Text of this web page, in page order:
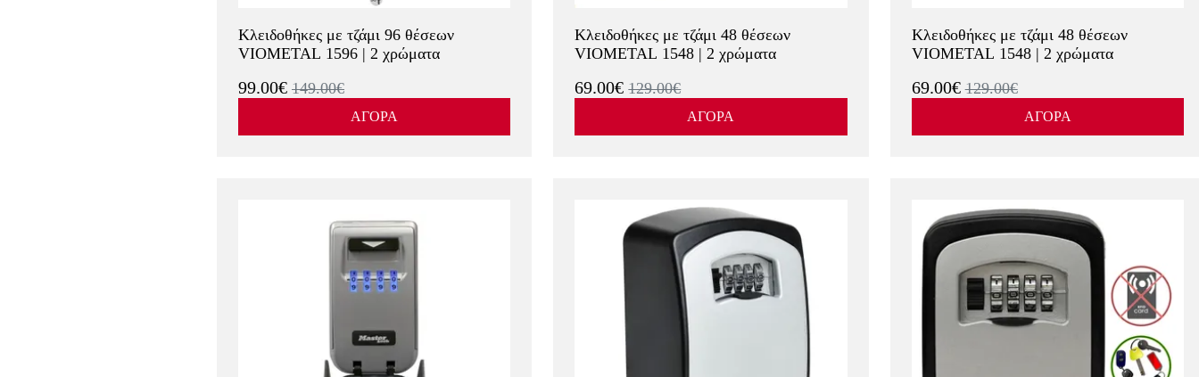
Κλειδοθήκες με τζάμι 96 θέσεων
VIOMETAL 1596 | 2 χρώματα
99.00€ 149.00€
ΑΓΟΡΑ
Κλειδοθήκες με τζάμι 48 θέσεων
VIOMETAL 1548 | 2 χρώματα
69.00€129.00€
ΑΓΟΡΑ
Κλειδοθήκες με τζάμι 48 θέσεων
VIOMETAL 1548 | 2 χρώματα
69.00€129.00€
ΑΓΟΡΑ